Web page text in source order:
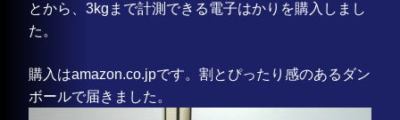
とから、3kgまで計測できる電子はかりを購入しまし
た。
購入はamazon.co.jpです。割とぴったり感のあるダン
ボールで届きました。